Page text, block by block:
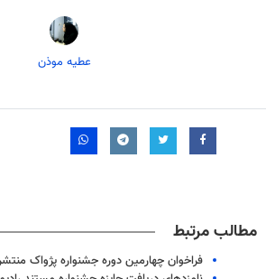
عطیه موذن
مطالب مرتبط
فراخوان چهارمین دوره جشنواره پژواک